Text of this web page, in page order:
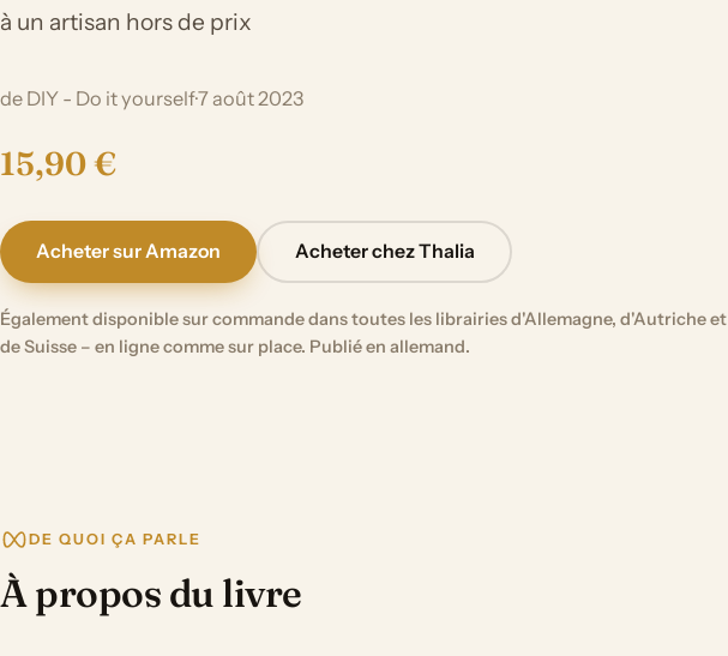
à un artisan hors de prix
de DIY - Do it yourself·7 août 2023
15,90 €
Acheter sur Amazon Acheter chez Thalia
Également disponible sur commande dans toutes les librairies d'Allemagne, d'Autriche et
de Suisse – en ligne comme sur place. Publié en allemand.
DE QUOI ÇA PARLE
À propos du livre